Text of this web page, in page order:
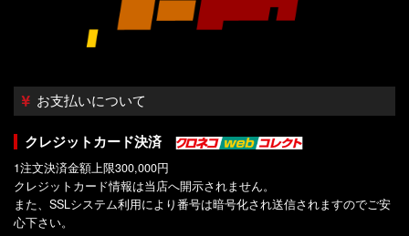
お支払いについて
クレジットカード決済
1注文決済金額上限300,000円
クレジットカード情報は当店へ開示されません。
また、SSLシステム利用により番号は暗号化され送信されますのでご安
心下さい。